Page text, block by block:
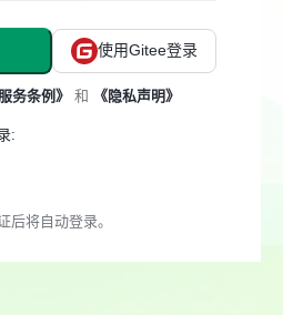
使用Gitee登录
服务条例》 和 《隐私声明》
:
后将自动登录。